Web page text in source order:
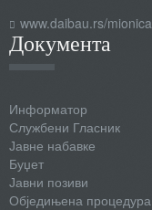
www.daibau.rs/mionica
Документа
Информатор
Службени Гласник
Јавне набавке
Буџет
Јавни позиви
Обједињена процедура